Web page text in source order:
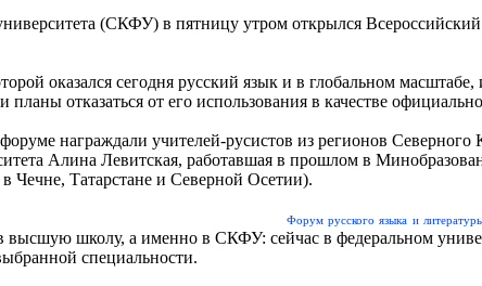
(СКФУ) в пятницу утром открылся
оказался сегодня русский язык и в глобальном
отказаться от его использования в качестве
награждали учителей-русистов из регионов
Алина Левитская, работавшая в прошлом в
Чечне, Татарстане и Северной Осетии).
Форум русского языка и
школу, а именно в СКФУ: сейчас в федеральном
специальности.